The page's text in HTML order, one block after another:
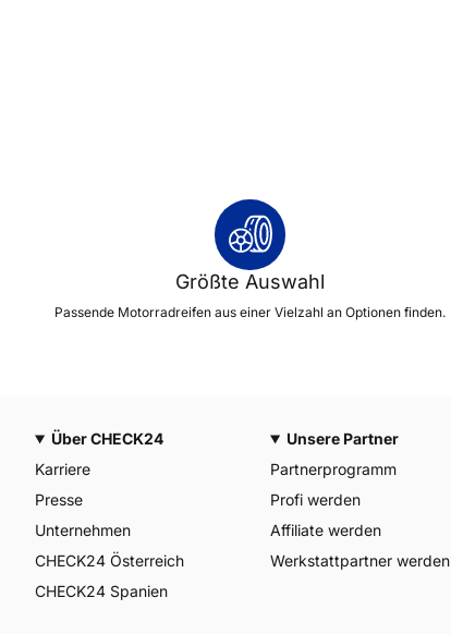
Größte Auswahl
Passende Motorradreifen aus einer Vielzahl an Optionen finden.
Über CHECK24
Karriere
Presse
Unternehmen
CHECK24 Österreich
CHECK24 Spanien
Unsere Partner
Partnerprogramm
Profi werden
Affiliate werden
Werkstattpartner werden